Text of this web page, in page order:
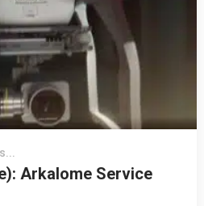
Arkalome Service